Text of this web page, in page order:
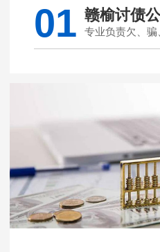
01 赣榆讨债
专业负责欠、